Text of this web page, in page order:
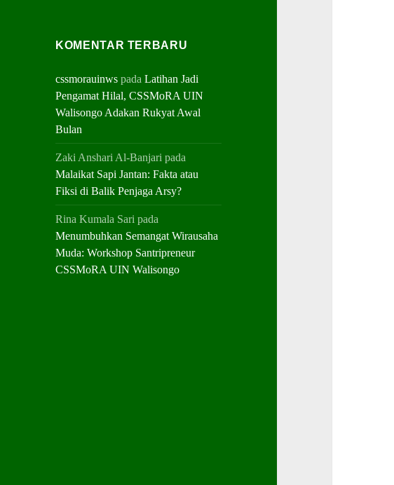
KOMENTAR TERBARU
cssmorauinws padaLatihan Jadi
Pengamat Hilal, CSSMoRA UIN
Walisongo Adakan Rukyat Awal
Bulan
Zaki Anshari Al-Banjari pada
Malaikat Sapi Jantan: Fakta atau
Fiksi di Balik Penjaga Arsy?
Rina Kumala Sari pada
Menumbuhkan Semangat Wirausaha
Muda: Workshop Santripreneur
CSSMoRA UIN Walisongo